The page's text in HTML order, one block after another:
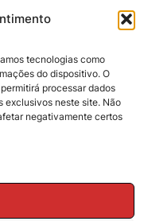
tecnologias como
do dispositivo. O
processar dados
exclusivos neste site. Não
negativamente certos